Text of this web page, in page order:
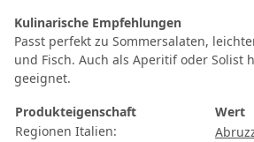
Kulinarische Empfehlungen
Passt perfekt zu Sommersalaten,
und Fisch. Auch als Aperitif oder Solist
geeignet.
Produkteigenschaft
Wert
Regionen Italien: